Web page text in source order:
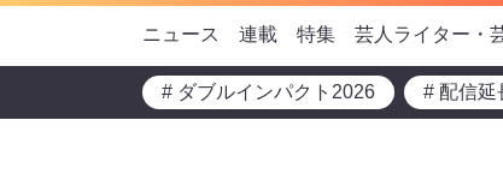
ニュース 連載 特集 芸人ライター・
# ダブルインパクト2026 # 配信延